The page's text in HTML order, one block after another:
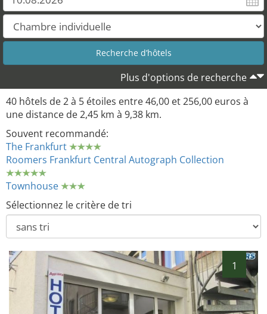
Plus d'options de recherche
40 hôtels de 2 à 5 étoiles entre 46,00 et 256,00 euros à
une distance de 2,45 km à 9,38 km.
Souvent recommandé:
The Frankfurt
Roomers Frankfurt Central Autograph Collection
Townhouse
Sélectionnez le critère de tri
1